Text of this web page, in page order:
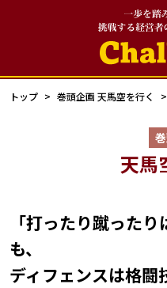
トップ 巻頭企画 天馬空を行く
天馬
「打ったり蹴った
も、
ディフェンスは格闘